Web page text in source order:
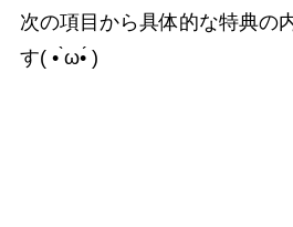
次の項目から具体的な特典の
す( • ̀ω•́ )